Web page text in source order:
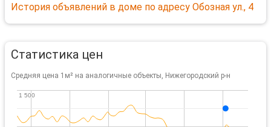
История объявлений в доме по адресу Обозная ул., 4
Статистика цен
Средняя цена 1м² на аналогичные объекты, Нижегородский р-н
1 500
1 500